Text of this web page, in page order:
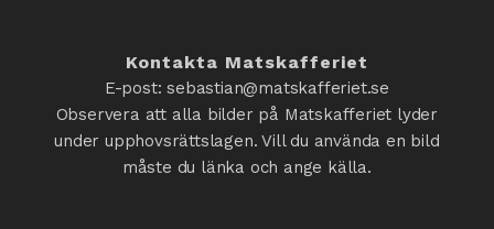
Kontakta Matskafferiet
E-post: sebastian@matskafferiet.se
Observera att alla bilder på Matskafferiet lyder
under upphovsrättslagen. Vill du använda en bild
måste du länka och ange källa.